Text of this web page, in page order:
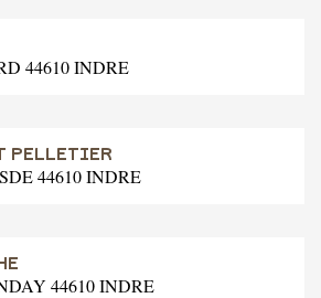
44610 INDRE
PELLETIER
44610 INDRE
44610 INDRE